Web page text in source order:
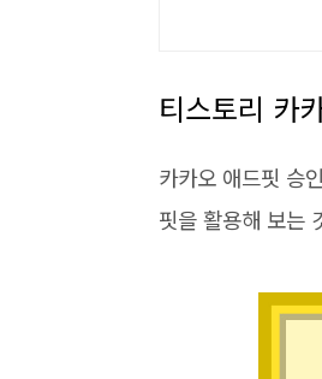
티스토리 카
카카오 애드핏 승
핏을 활용해 보는